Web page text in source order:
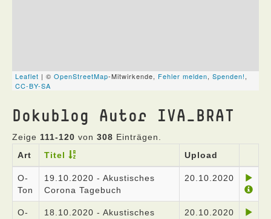
Dokublog Autor IVA_BRAT
Zeige 111-120 von 308 Einträgen.
Art
Titel Upload
O-
Ton
19.10.2020 - Akustisches
Corona Tagebuch
20.10.2020
O-
18.10.2020 - Akustisches
20.10.2020